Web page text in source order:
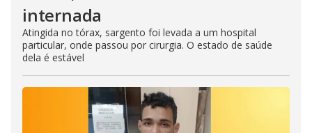
internada
Atingida no tórax, sargento foi levada a um hospital
particular, onde passou por cirurgia. O estado de saúde
dela é estável